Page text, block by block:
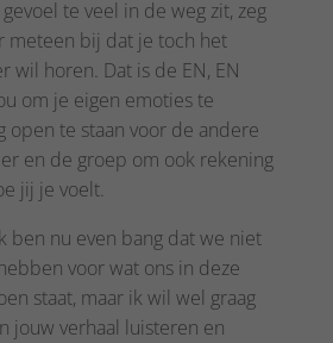
te veel in de weg zit, zeg
meteen bij dat je toch het
wil horen. Dat is de EN, EN
om je eigen emoties te
open te staan voor de andere
en de groep om ook rekening
jij je voelt.
ben nu even bang dat we niet
voor wat ons in deze
staat, maar ik wil wel graag
jouw verhaal luisteren en